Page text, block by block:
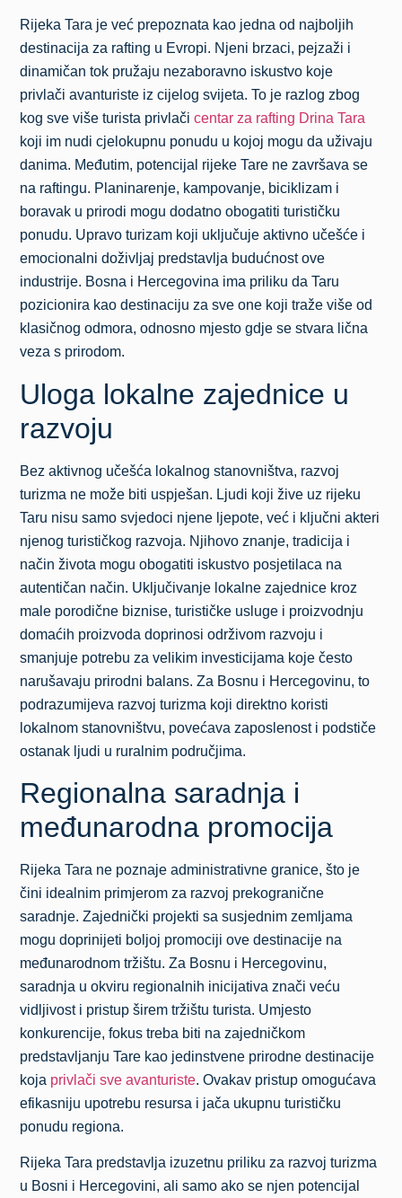
Rijeka Tara je već prepoznata kao jedna od najboljih
destinacija za rafting u Evropi. Njeni brzaci, pejzaži i
dinamičan tok pružaju nezaboravno iskustvo koje
privlači avanturiste iz cijelog svijeta. To je razlog zbog
kog sve više turista privlačicentar za rafting Drina Tara
koji im nudi cjelokupnu ponudu u kojoj mogu da uživaju
danima. Međutim, potencijal rijeke Tare ne završava se
na raftingu. Planinarenje, kampovanje, biciklizam i
boravak u prirodi mogu dodatno obogatiti turističku
ponudu. Upravo turizam koji uključuje aktivno učešće i
emocionalni doživljaj predstavlja budućnost ove
industrije. Bosna i Hercegovina ima priliku da Taru
pozicionira kao destinaciju za sve one koji traže više od
klasičnog odmora, odnosno mjesto gdje se stvara lična
veza s prirodom.
Uloga lokalne zajednice u
razvoju
Bez aktivnog učešća lokalnog stanovništva, razvoj
turizma ne može biti uspješan. Ljudi koji žive uz rijeku
Taru nisu samo svjedoci njene ljepote, već i ključni akteri
njenog turističkog razvoja. Njihovo znanje, tradicija i
način života mogu obogatiti iskustvo posjetilaca na
autentičan način. Uključivanje lokalne zajednice kroz
male porodične biznise, turističke usluge i proizvodnju
domaćih proizvoda doprinosi održivom razvoju i
smanjuje potrebu za velikim investicijama koje često
narušavaju prirodni balans. Za Bosnu i Hercegovinu, to
podrazumijeva razvoj turizma koji direktno koristi
lokalnom stanovništvu, povećava zaposlenost i podstiče
ostanak ljudi u ruralnim područjima.
Regionalna saradnja i
međunarodna promocija
Rijeka Tara ne poznaje administrativne granice, što je
čini idealnim primjerom za razvoj prekogranične
saradnje. Zajednički projekti sa susjednim zemljama
mogu doprinijeti boljoj promociji ove destinacije na
međunarodnom tržištu. Za Bosnu i Hercegovinu,
saradnja u okviru regionalnih inicijativa znači veću
vidljivost i pristup širem tržištu turista. Umjesto
konkurencije, fokus treba biti na zajedničkom
predstavljanju Tare kao jedinstvene prirodne destinacije
koja privlači sve avanturiste. Ovakav pristup omogućava
efikasniju upotrebu resursa i jača ukupnu turističku
ponudu regiona.
Rijeka Tara predstavlja izuzetnu priliku za razvoj turizma
u Bosni i Hercegovini, ali samo ako se njen potencijal